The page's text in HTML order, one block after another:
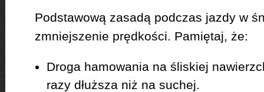
Podstawową zasadą podczas jazdy w
zmniejszenie prędkości. Pamiętaj, że:
Droga hamowania na śliskiej
razy dłuższa niż na suchej.